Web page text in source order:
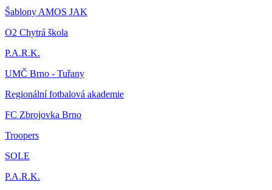
Šablony AMOS JAK
O2 Chytrá škola
P.A.R.K.
UMČ Brno - Tuřany
Regionální fotbalová akademie
FC Zbrojovka Brno
Troopers
SOLE
P.A.R.K.